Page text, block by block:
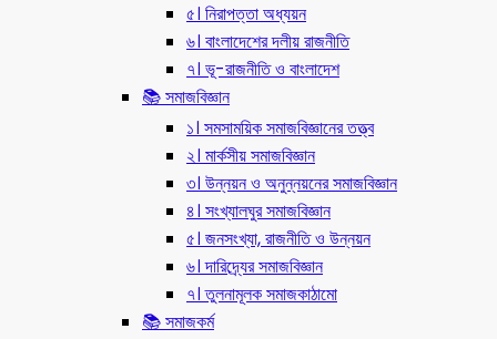
৫। নিরাপত্তা অধ্যয়ন
৬। বাংলাদেশের দলীয় রাজনীতি
৭। ভূ-রাজনীতি ও বাংলাদেশ
📚 সমাজবিজ্ঞান
১। সমসাময়িক সমাজবিজ্ঞানের তত্ত্ব
২। মার্কসীয় সমাজবিজ্ঞান
৩। উন্নয়ন ও অনুন্নয়নের সমাজবিজ্ঞান
৪। সংখ্যালঘুর সমাজবিজ্ঞান
৫। জনসংখ্যা, রাজনীতি ও উন্নয়ন
৬। দারিদ্র্যের সমাজবিজ্ঞান
৭। তুলনামূলক সমাজকাঠামো
📚 সমাজকর্ম